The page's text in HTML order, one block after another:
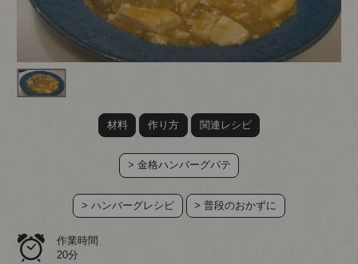
材料 作り方 関連レシピ
> 金格ハンバーグパテ
> ハンバーグレシピ > 普段のおかずに
作業時間
20分